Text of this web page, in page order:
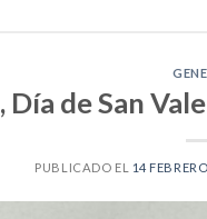
de San
PUBLICADO EL 14